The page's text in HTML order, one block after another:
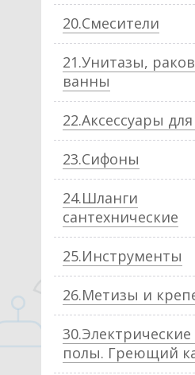
20.Смесители
21.Унитазы,
ванны
22.Аксессуары
23.Сифоны
24.Шланги
сантехнические
25.Инструменты
26.Метизы и
полы. Греющий